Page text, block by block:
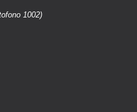
1002)